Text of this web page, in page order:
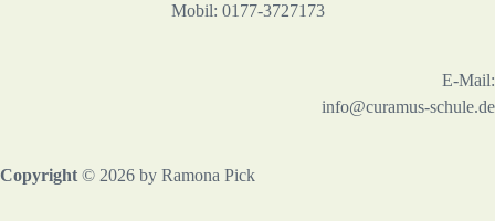
Mobil: 0177-3727173
E-Mail:
info@curamus-schule.de
Copyright © 2026 by Ramona Pick